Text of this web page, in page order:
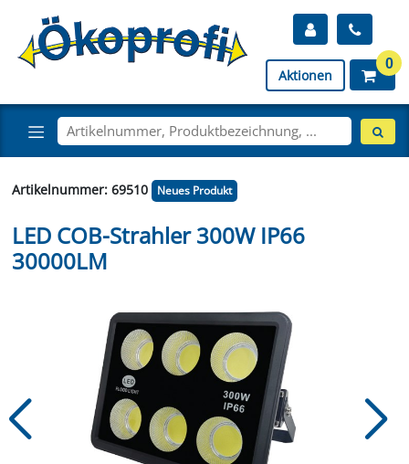
Aktionen
0
Artikelnummer: 69510 Neues Produkt
LED COB-Strahler 300W IP66
30000LM